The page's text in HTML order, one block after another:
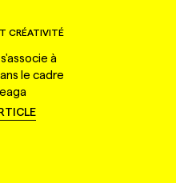
CRÉATIVITÉ
à
le cadre